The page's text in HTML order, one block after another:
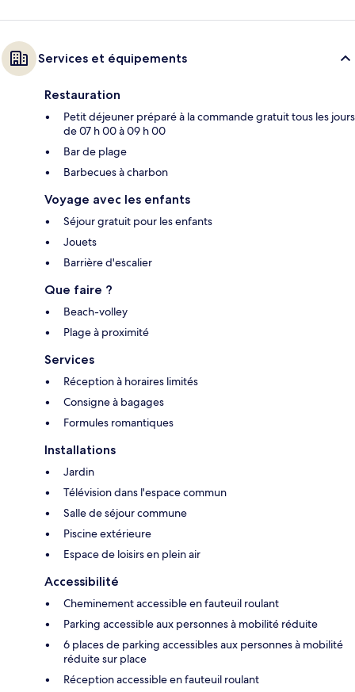
Services et équipements
Restauration
Petit déjeuner préparé à la commande gratuit tous les jours
de 07 h 00 à 09 h 00
Bar de plage
Barbecues à charbon
Voyage avec les enfants
Séjour gratuit pour les enfants
Jouets
Barrière d'escalier
Que faire ?
Beach-volley
Plage à proximité
Services
Réception à horaires limités
Consigne à bagages
Formules romantiques
Installations
Jardin
Télévision dans l'espace commun
Salle de séjour commune
Piscine extérieure
Espace de loisirs en plein air
Accessibilité
Cheminement accessible en fauteuil roulant
Parking accessible aux personnes à mobilité réduite
6 places de parking accessibles aux personnes à mobilité
réduite sur place
Réception accessible en fauteuil roulant